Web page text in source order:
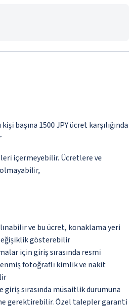
başına 1500 JPY ücret karşılığında
içermeyebilir. Ücretlere ve
ve bu ücret, konaklama yeri
gösterebilir
için giriş sırasında resmi
fotoğraflı kimlik ve nakit
sırasında müsaitlik durumuna
gerektirebilir. Özel talepler garanti